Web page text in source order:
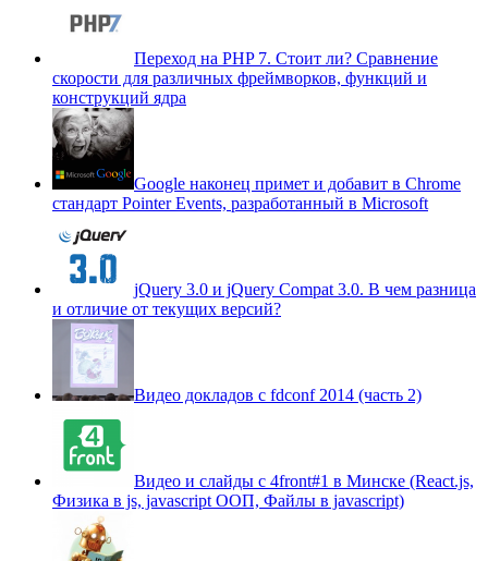
Переход на PHP 7. Cтоит ли? Сравнение
скорости для различных фреймворков, функций и
конструкций ядра
Google наконец примет и добавит в Chrome
стандарт Pointer Events, разработанный в Microsoft
jQuery 3.0 и jQuery Compat 3.0. В чем разница
и отличие от текущих версий?
Видео докладов с fdconf 2014 (часть 2)
Видео и слайды с 4front#1 в Минске (React.js,
Физика в js, javascript ООП, Файлы в javascript)